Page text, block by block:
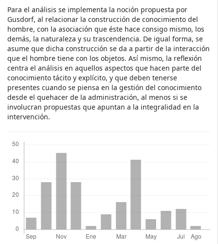
Para el análisis se implementa la noción propuesta por
Gusdorf, al relacionar la construcción de conocimiento del
hombre, con la asociación que éste hace consigo mismo, los
demás, la naturaleza y su trascendencia. De igual forma, se
asume que dicha construcción se da a partir de la interacción
que el hombre tiene con los objetos. Así mismo, la reflexión
centra el análisis en aquellos aspectos que hacen parte del
conocimiento tácito y explícito, y que deben tenerse
presentes cuando se piensa en la gestión del conocimiento
desde el quehacer de la administración, al menos si se
involucran propuestas que apuntan a la integralidad en la
intervención.